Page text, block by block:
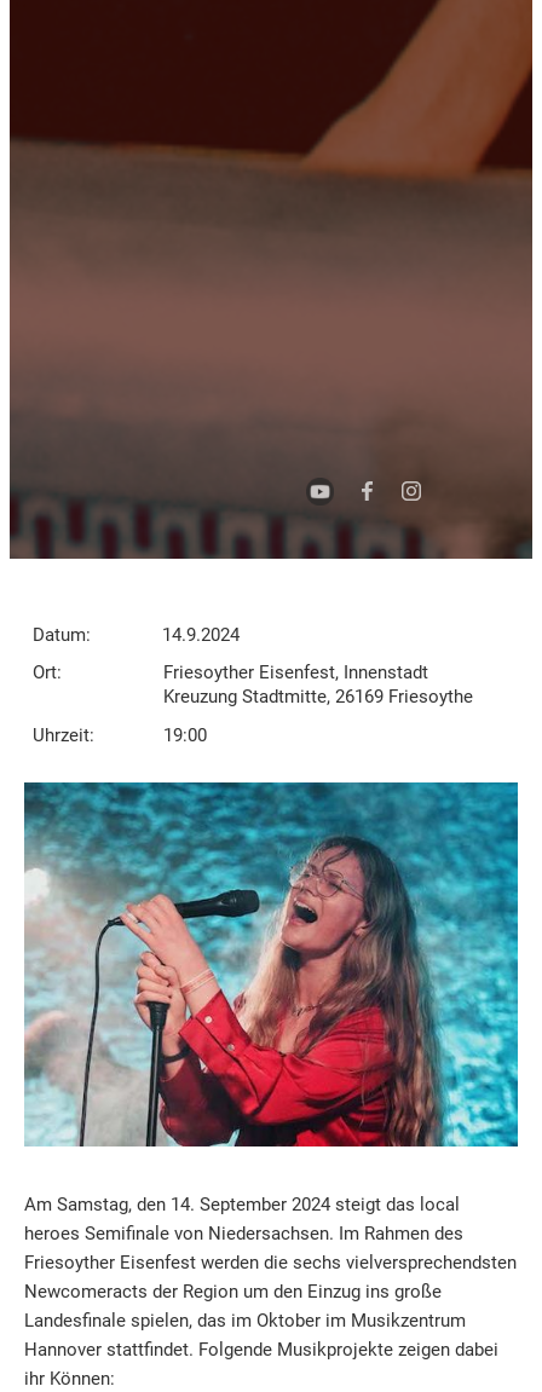
Datum:
14.9.2024
Ort:
Friesoyther Eisenfest, Innenstadt
Kreuzung Stadtmitte, 26169 Friesoythe
Uhrzeit:
19:00
Am Samstag, den 14. September 2024 steigt das local
heroes Semifinale von Niedersachsen. Im Rahmen des
Friesoyther Eisenfest werden die sechs vielversprechendsten
Newcomeracts der Region um den Einzug ins große
Landesfinale spielen, das im Oktober im Musikzentrum
Hannover stattfindet. Folgende Musikprojekte zeigen dabei
ihr Können: